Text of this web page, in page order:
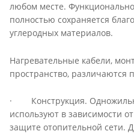
любом месте.
полностью сохраняется
углеродных материалов.
Нагревательные кабели,
пространство, различаются
· Конструкция.
используют в зависимости
защите отопительной сети.